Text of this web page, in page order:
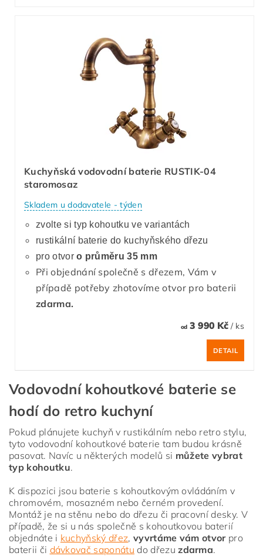
Kuchyňská vodovodní baterie RUSTIK-04
staromosaz
Skladem u dodavatele - týden
zvolte si typ kohoutku ve variantách
rustikální baterie do kuchyňského dřezu
pro otvoro průměru 35 mm
Při objednání společně s dřezem, Vám v
případě potřeby zhotovíme otvor pro baterii
zdarma.
od3 990 Kč / ks
DETAIL
Vodovodní kohoutkové baterie se
hodí do retro kuchyní
Pokud plánujete kuchyň v rustikálním nebo retro stylu,
tyto vodovodní kohoutkové baterie tam budou krásně
pasovat. Navíc u některých modelů si můžete vybrat
typ kohoutku.
K dispozici jsou baterie s kohoutkovým ovládáním v
chromovém, mosazném nebo černém provedení.
Montáž je na stěnu nebo do dřezu či pracovní desky. V
případě, že si u nás společně s kohoutkovou baterií
objednáte i kuchyňský dřez, vyvrtáme vám otvorpro
baterii či dávkovač saponátu do dřezuzdarma.